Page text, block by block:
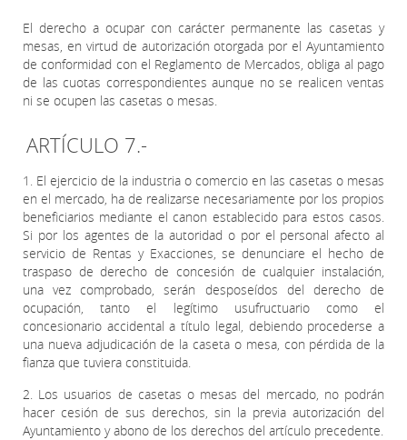
El derecho a ocupar con carácter permanente las casetas y
mesas, en virtud de autorización otorgada por el Ayuntamiento
de conformidad con el Reglamento de Mercados, obliga al pago
de las cuotas correspondientes aunque no se realicen ventas
ni se ocupen las casetas o mesas.
ARTÍCULO 7.-
1. El ejercicio de la industria o comercio en las casetas o mesas
en el mercado, ha de realizarse necesariamente por los propios
beneficiarios mediante el canon establecido para estos casos.
Si por los agentes de la autoridad o por el personal afecto al
servicio de Rentas y Exacciones, se denunciare el hecho de
traspaso de derecho de concesión de cualquier instalación,
una vez comprobado, serán desposeídos del derecho de
ocupación, tanto el legítimo usufructuario como el
concesionario accidental a título legal, debiendo procederse a
una nueva adjudicación de la caseta o mesa, con pérdida de la
fianza que tuviera constituida.
2. Los usuarios de casetas o mesas del mercado, no podrán
hacer cesión de sus derechos, sin la previa autorización del
Ayuntamiento y abono de los derechos del artículo precedente.